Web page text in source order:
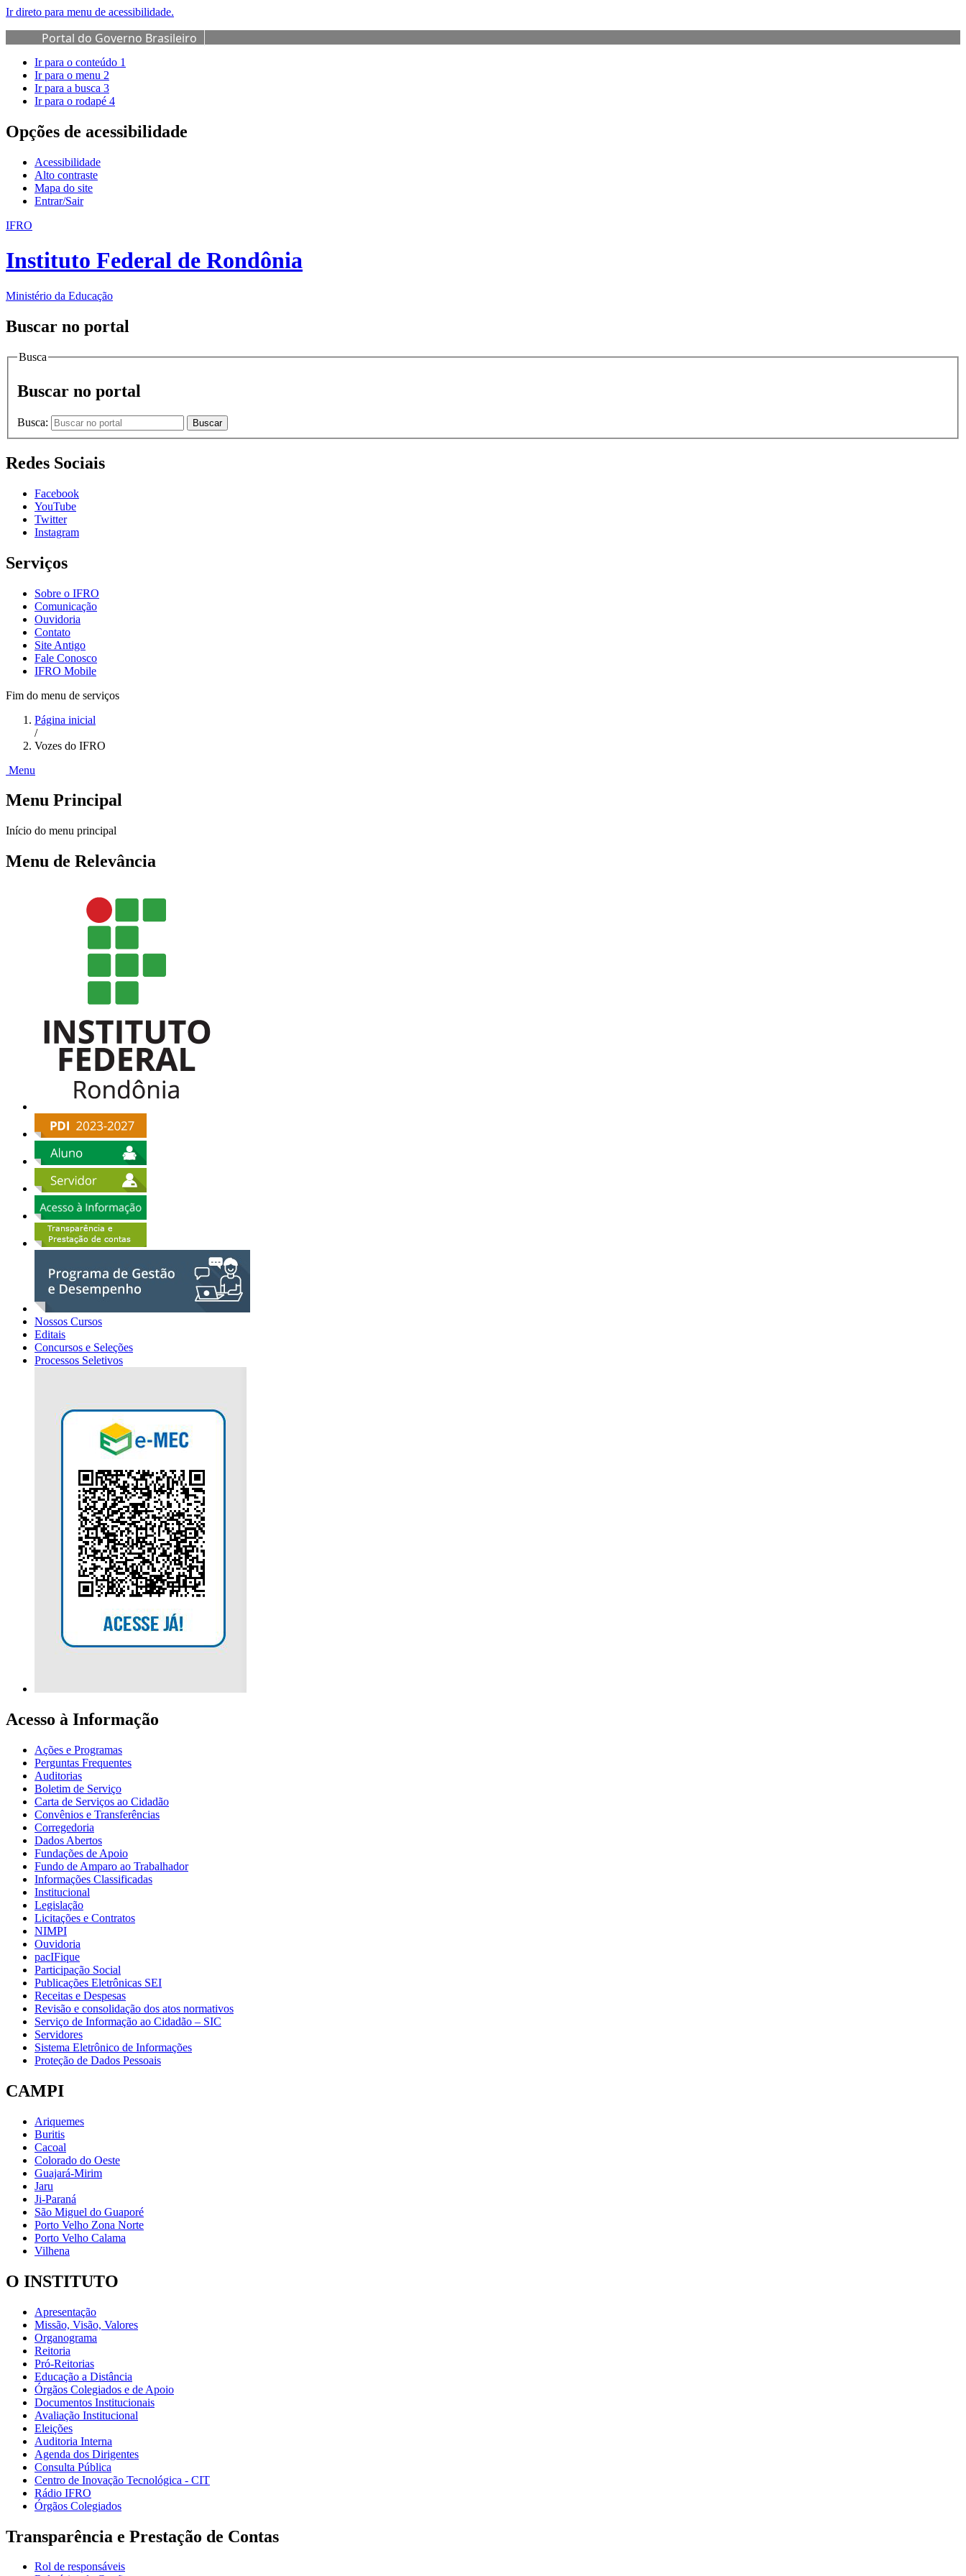
Ir direto para menu de acessibilidade.
Portal do Governo Brasileiro
Ir para o conteúdo 1
Ir para o menu 2
Ir para a busca 3
Ir para o rodapé 4
Opções de acessibilidade
Acessibilidade
Alto contraste
Mapa do site
Entrar/Sair
IFRO
Instituto Federal de Rondônia
Ministério da Educação
Buscar no portal
Busca
Buscar no portal
Busca: Buscar
Redes Sociais
Facebook
YouTube
Twitter
Instagram
Serviços
Sobre o IFRO
Comunicação
Ouvidoria
Contato
Site Antigo
Fale Conosco
IFRO Mobile
Fim do menu de serviços
Página inicial
/
Vozes do IFRO
Menu
Menu Principal
Início do menu principal
Menu de Relevância
Nossos Cursos
Editais
Concursos e Seleções
Processos Seletivos
Acesso à Informação
Ações e Programas
Perguntas Frequentes
Auditorias
Boletim de Serviço
Carta de Serviços ao Cidadão
Convênios e Transferências
Corregedoria
Dados Abertos
Fundações de Apoio
Fundo de Amparo ao Trabalhador
Informações Classificadas
Institucional
Legislação
Licitações e Contratos
NIMPI
Ouvidoria
pacIFique
Participação Social
Publicações Eletrônicas SEI
Receitas e Despesas
Revisão e consolidação dos atos normativos
Serviço de Informação ao Cidadão – SIC
Servidores
Sistema Eletrônico de Informações
Proteção de Dados Pessoais
CAMPI
Ariquemes
Buritis
Cacoal
Colorado do Oeste
Guajará-Mirim
Jaru
Ji-Paraná
São Miguel do Guaporé
Porto Velho Zona Norte
Porto Velho Calama
Vilhena
O INSTITUTO
Apresentação
Missão, Visão, Valores
Organograma
Reitoria
Pró-Reitorias
Educação a Distância
Órgãos Colegiados e de Apoio
Documentos Institucionais
Avaliação Institucional
Eleições
Auditoria Interna
Agenda dos Dirigentes
Consulta Pública
Centro de Inovação Tecnológica - CIT
Rádio IFRO
Órgãos Colegiados
Transparência e Prestação de Contas
Rol de responsáveis